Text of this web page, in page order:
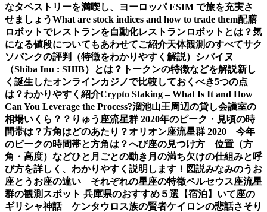
なタペストリーを満喫し、ヨーロッパ ESIM で旅を充実さ
せましょうWhat are stock indices and how to trade them配膳
ロボットでレストランを自動化レストランロボットとは？気
になる値段についてもあわせてご紹介天体観測のすべてサク
ソバンクの評判（特徴をわかりやすく解説） シバイヌ
（Shiba Inu : SHIB）とは？トークンの特徴などを解説新し
く誕生したオンラインカジノで比較しておくべき5つの点
は？わかりやすく紹介Crypto Staking – What Is It and How
Can You Leverage the Process?溜池山王周辺の貸し会議室の
相場いくら？？ りゅう座流星群 2020年のピーク・見頃の時
間帯は？方角はどのあたり？オリオン座流星群 2020 今年
のピークの時間帯と方角は？へび座の見つけ方 位置（方
角・高度）などひと月ごとの動き 月の満ち欠けの仕組みと呼
び方を詳しく、わかりやすく説明します！図説みなみのうお
座とうお座の違い それぞれの星座の特徴ペルセウス座流星
群の観測スポット 兵庫県のおすすめ５選【宿泊】 いて座の
ギリシャ神話 ケンタウロス族の賢者ケイロンの悲話さそり